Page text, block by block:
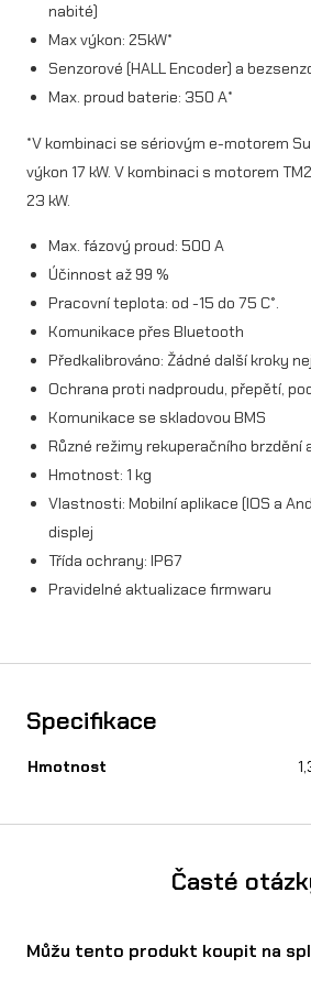
nabité)
Max výkon: 25kW*
Senzorové (HALL Encoder) a
Max. proud baterie: 350 A*
*V kombinaci se sériovým e-motorem
výkon 17 kW. V kombinaci s motorem
23 kW.
Max. fázový proud: 500 A
Účinnost až 99 %
Pracovní teplota: od -15 do 75 C°.
Komunikace přes Bluetooth
Předkalibrováno: Žádné další kroky
Ochrana proti nadproudu, přepětí,
Komunikace se skladovou BMS
Různé režimy rekuperačního brzdění
Hmotnost: 1 kg
Vlastnosti: Mobilní aplikace (IOS a
displej
Třída ochrany: IP67
Pravidelné aktualizace firmwaru
Specifikace
Hmotnost
Časté
Můžu tento produkt koupit na